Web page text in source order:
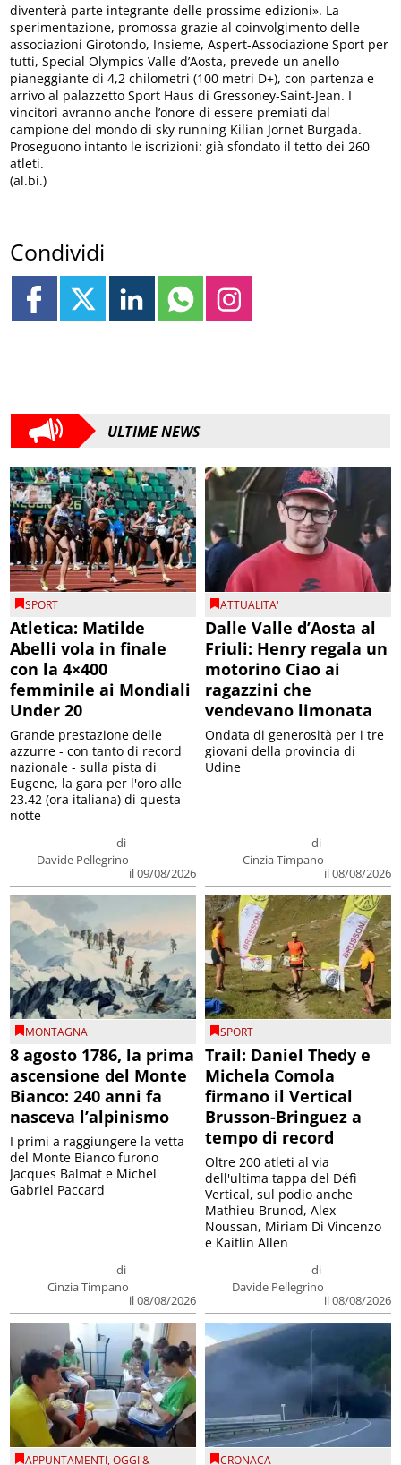
diventerà parte integrante delle prossime edizioni». La
sperimentazione, promossa grazie al coinvolgimento delle
associazioni Girotondo, Insieme, Aspert-Associazione Sport per
tutti, Special Olympics Valle d’Aosta, prevede un anello
pianeggiante di 4,2 chilometri (100 metri D+), con partenza e
arrivo al palazzetto Sport Haus di Gressoney-Saint-Jean. I
vincitori avranno anche l’onore di essere premiati dal
campione del mondo di sky running Kilian Jornet Burgada.
Proseguono intanto le iscrizioni: già sfondato il tetto dei 260
atleti.
(al.bi.)
Condividi
ULTIME NEWS
SPORT
Atletica: Matilde
Abelli vola in finale
con la 4×400
femminile ai Mondiali
Under 20
di
Davide Pellegrino
il 09/08/2026
Grande prestazione delle
azzurre - con tanto di record
nazionale - sulla pista di
Eugene, la gara per l'oro alle
23.42 (ora italiana) di questa
notte
ATTUALITA'
Dalle Valle d’Aosta al
Friuli: Henry regala un
motorino Ciao ai
ragazzini che
vendevano limonata
di
Cinzia Timpano
il 08/08/2026
Ondata di generosità per i tre
giovani della provincia di
Udine
MONTAGNA
8 agosto 1786, la prima
ascensione del Monte
Bianco: 240 anni fa
nasceva l’alpinismo
di
Cinzia Timpano
il 08/08/2026
I primi a raggiungere la vetta
del Monte Bianco furono
Jacques Balmat e Michel
Gabriel Paccard
SPORT
Trail: Daniel Thedy e
Michela Comola
firmano il Vertical
Brusson-Bringuez a
tempo di record
di
Davide Pellegrino
il 08/08/2026
Oltre 200 atleti al via
dell'ultima tappa del Défì
Vertical, sul podio anche
Mathieu Brunod, Alex
Noussan, Miriam Di Vincenzo
e Kaitlin Allen
APPUNTAMENTI,OGGI & CRONACA